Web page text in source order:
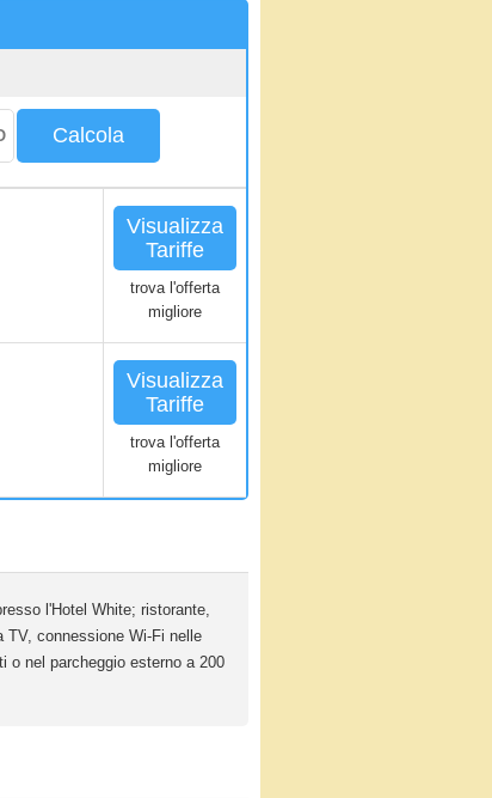
Calcola
Visualizza
Tariffe
trova l'offerta
migliore
Visualizza
Tariffe
trova l'offerta
migliore
l'Hotel White; ristorante,
TV, connessione Wi-Fi nelle
o nel parcheggio esterno a 200